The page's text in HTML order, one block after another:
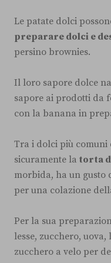
Le patate dolci
preparare dolci e
persino brownies.
Il loro sapore dolce
sapore ai prodotti da
con la banana in
Tra i dolci più comuni
sicuramente la torta
morbida, ha un gusto
per una colazione
Per la sua
lesse, zucchero,
zucchero a velo per